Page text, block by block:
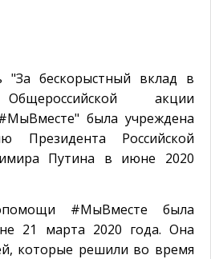
"За бескорыстный вклад в
акции
была учреждена
Президента Российской
Путина в июне 2020
#МыВместе была
21 марта 2020 года. Она
которые решили во время